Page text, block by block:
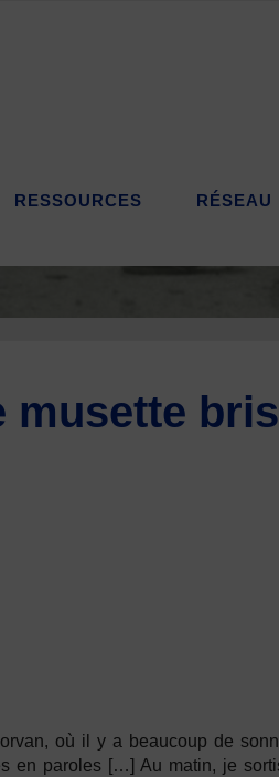
RESSOURCES RÉSEAU
musette
où il y a beaucoup de
en paroles […] Au matin, je